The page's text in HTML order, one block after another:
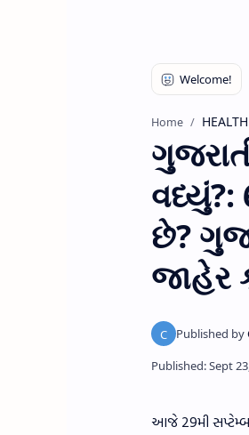
Home
વધ્યું?:
છે?
જાહેર
આજે 29મી